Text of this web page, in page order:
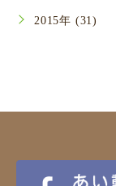
2015年 (31)